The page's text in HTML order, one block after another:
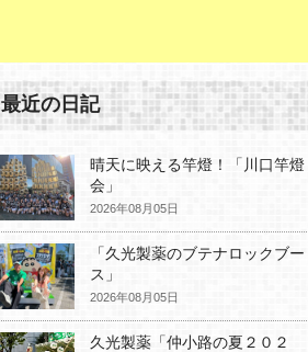
最近の日記
晴天に映える竿燈！「川口竿燈
会」
2026年08月05日
「久光製薬のブテナロックブー
ス」
2026年08月05日
久光製薬「仲小路の夏２０２